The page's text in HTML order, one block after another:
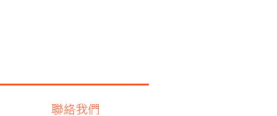
聯絡我們